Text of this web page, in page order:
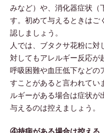
みなど）や、消化器症状（
す。初めて与えるときはご
認しましょう。
人では、ブタクサ花粉に対
対してもアレルギー反応が
呼吸困難や血圧低下などの
すことがあると言われてい
ルギーがある場合は症状が
与えるのは控えましょう。
④持病がある場合は控える